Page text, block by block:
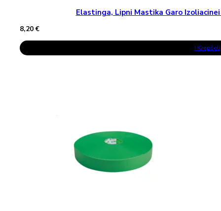
Elastinga, Lipni Mastika Garo Izoliacinei
8,20€
Į Krepšelį